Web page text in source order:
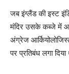
जब इंग्लैंड की इस्ट
मंदिर उसके कब्जे में
अंग्रेज
पर प्रतिबंध लगा दिया